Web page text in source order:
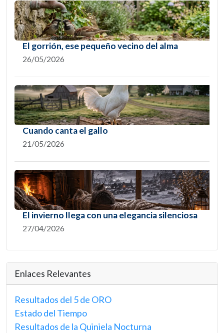
El gorrión, ese pequeño vecino del alma
26/05/2026
Cuando canta el gallo
21/05/2026
El invierno llega con una elegancia silenciosa
27/04/2026
Enlaces Relevantes
Resultados del 5 de ORO
Estado del Tiempo
Resultados de la Quiniela Nocturna